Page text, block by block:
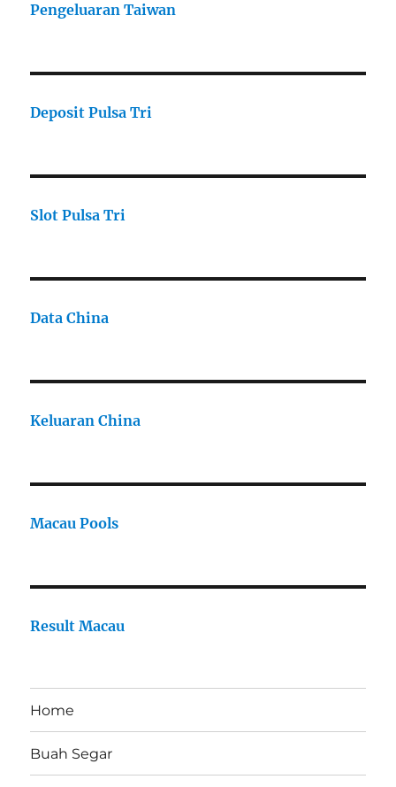
Pengeluaran Taiwan
Deposit Pulsa Tri
Slot Pulsa Tri
Data China
Keluaran China
Macau Pools
Result Macau
Home
Buah Segar